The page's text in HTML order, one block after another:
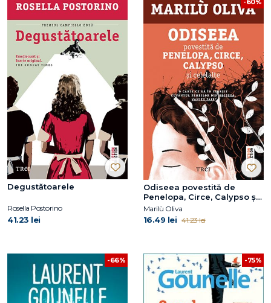
Degustătoarele
Rosella Postorino
41.23 lei
Odiseea povestită de
Penelopa, Circe, Calypso și
celelalte
Marilù Oliva
16.49 lei 41.23 lei
-66% -75%